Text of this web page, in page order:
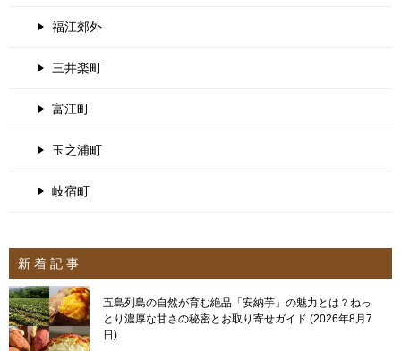
福江郊外
三井楽町
富江町
玉之浦町
岐宿町
新 着 記 事
五島列島の自然が育む絶品「安納芋」の魅力とは？ねっ
とり濃厚な甘さの秘密とお取り寄せガイド 2026年8月7
日